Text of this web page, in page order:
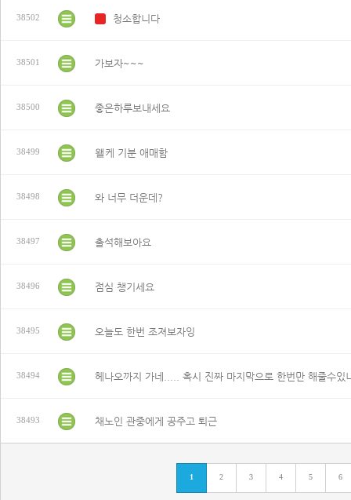
38502 청소합니다
38501 가보자~~~
38500 좋은하루보내세요
38499 왤케 기분 애매함
38498 와 너무 더운데?
38497 출석해보아요
38496 점심 챙기세요
38495 오늘도 한번 조져보자잉
38494 헤나오까지 가네..... 혹시 진짜 마지막으로 한번만 해줄수있
38493 채노인 관중에게 공주고 퇴근
1 2 3 4 5 6